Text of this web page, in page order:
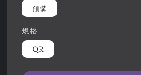
預購
規格
QR